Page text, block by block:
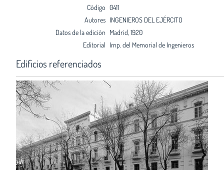
Código 0411
Autores INGENIEROS DEL EJÉRCITO
Datos de la edición Madrid, 1920
Editorial Imp. del Memorial de Ingenieros
Edificios referenciados